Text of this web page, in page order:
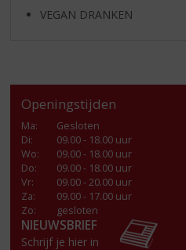
VEGAN DRANKEN
Openingstijden
Ma:
Gesloten
Di:
09.00 - 18.00 uur
Wo:
09.00 - 18.00 uur
Do:
09.00 - 18.00 uur
Vr:
09.00 - 20.00 uur
Za:
09.00 - 17.00 uur
Zo:
gesloten
NIEUWSBRIEF
Schrijf je hier in